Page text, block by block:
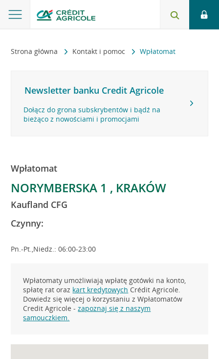
Strona główna Kontakt i pomoc Wpłatomat
Newsletter banku Credit Agricole
Dołącz do grona subskrybentów i bądź na
bieżąco z nowościami i promocjami
Wpłatomat
NORYMBERSKA 1 , KRAKÓW
Kaufland CFG
Czynny:
Pn.-Pt.,Niedz.: 06:00-23:00
Wpłatomaty umożliwiają wpłatę gotówki na konto,
spłatę rat oraz kart kredytowych Crédit Agricole.
Dowiedz się więcej o korzystaniu z Wpłatomatów
Credit Agricole -zapoznaj się z naszym
samouczkiem.